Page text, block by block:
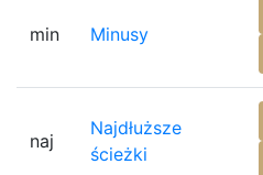
min Minusy
naj
Najdłuższe
ścieżki